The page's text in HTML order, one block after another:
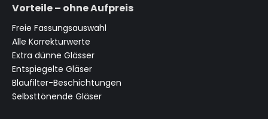
Vorteile – ohne Aufpreis
Freie Fassungsauswahl
Alle Korrekturwerte
Extra dünne Glässer
Entspiegelte Gläser
Blaufilter-Beschichtungen
Selbsttönende Gläser